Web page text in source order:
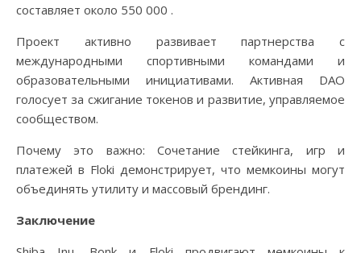
составляет около 550 000 .
Проект активно развивает партнерства с
международными спортивными командами и
образовательными инициативами. Активная DAO
голосует за сжигание токенов и развитие, управляемое
сообществом.
Почему это важно: Сочетание стейкинга, игр и
платежей в Floki демонстрирует, что мемкоины могут
объединять утилиту и массовый брендинг.
Заключение